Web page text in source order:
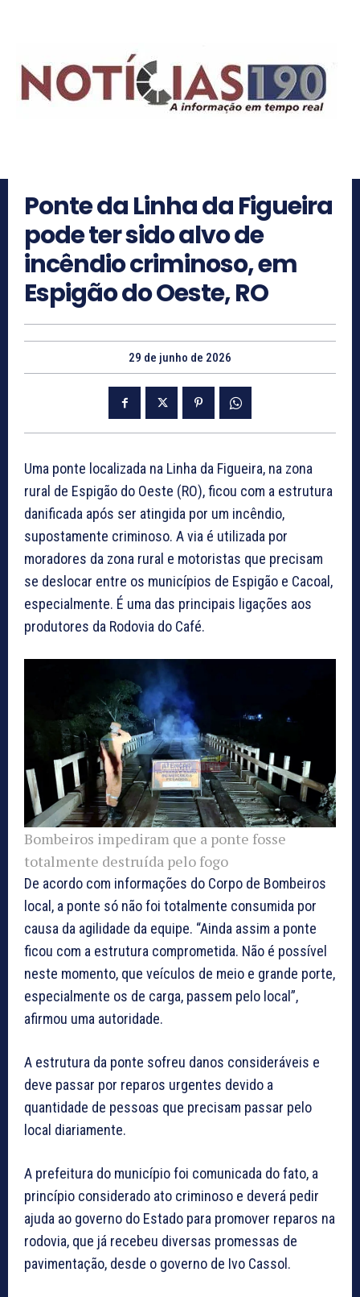
Ponte da Linha da Figueira
pode ter sido alvo de
incêndio criminoso, em
Espigão do Oeste, RO
29 de junho de 2026
Uma ponte localizada na Linha da Figueira, na zona
rural de Espigão do Oeste (RO), ficou com a estrutura
danificada após ser atingida por um incêndio,
supostamente criminoso. A via é utilizada por
moradores da zona rural e motoristas que precisam
se deslocar entre os municípios de Espigão e Cacoal,
especialmente. É uma das principais ligações aos
produtores da Rodovia do Café.
Bombeiros impediram que a ponte fosse
totalmente destruída pelo fogo
De acordo com informações do Corpo de Bombeiros
local, a ponte só não foi totalmente consumida por
causa da agilidade da equipe. “Ainda assim a ponte
ficou com a estrutura comprometida. Não é possível
neste momento, que veículos de meio e grande porte,
especialmente os de carga, passem pelo local”,
afirmou uma autoridade.
A estrutura da ponte sofreu danos consideráveis e
deve passar por reparos urgentes devido a
quantidade de pessoas que precisam passar pelo
local diariamente.
A prefeitura do município foi comunicada do fato, a
princípio considerado ato criminoso e deverá pedir
ajuda ao governo do Estado para promover reparos na
rodovia, que já recebeu diversas promessas de
pavimentação, desde o governo de Ivo Cassol.